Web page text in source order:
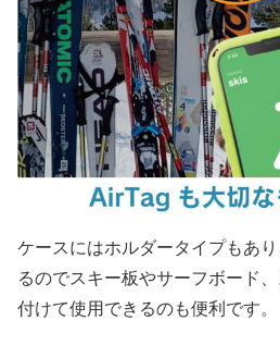
ケースにはホルダータイプもあ
るのでスキー板やサーフボード
付けて使用できるのも便利です。